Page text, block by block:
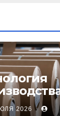
2026